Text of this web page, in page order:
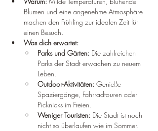
Blumen und eine angenehme Atmosphäre
machen den Frühling zur idealen Zeit für
einen Besuch.
Was dich erwartet:
Parks und Gärten: Die zahlreichen
Parks der Stadt erwachen zu neuem
Leben.
Outdoor-Aktivitäten: Genieße
Spaziergänge, Fahrradtouren oder
Picknicks im Freien.
Weniger Touristen: Die Stadt ist noch
nicht so überlaufen wie im Sommer.